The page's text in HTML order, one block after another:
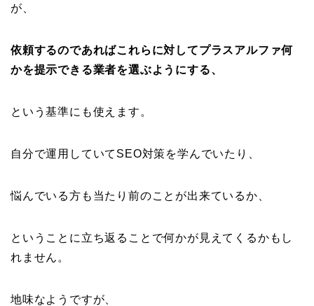
が、
依頼するのであればこれらに対してプラスアルファ何
かを提示できる業者を選ぶようにする、
という基準にも使えます。
自分で運用していてSEO対策を学んでいたり、
悩んでいる方も当たり前のことが出来ているか、
ということに立ち返ることで何かが見えてくるかもし
れません。
地味なようですが、